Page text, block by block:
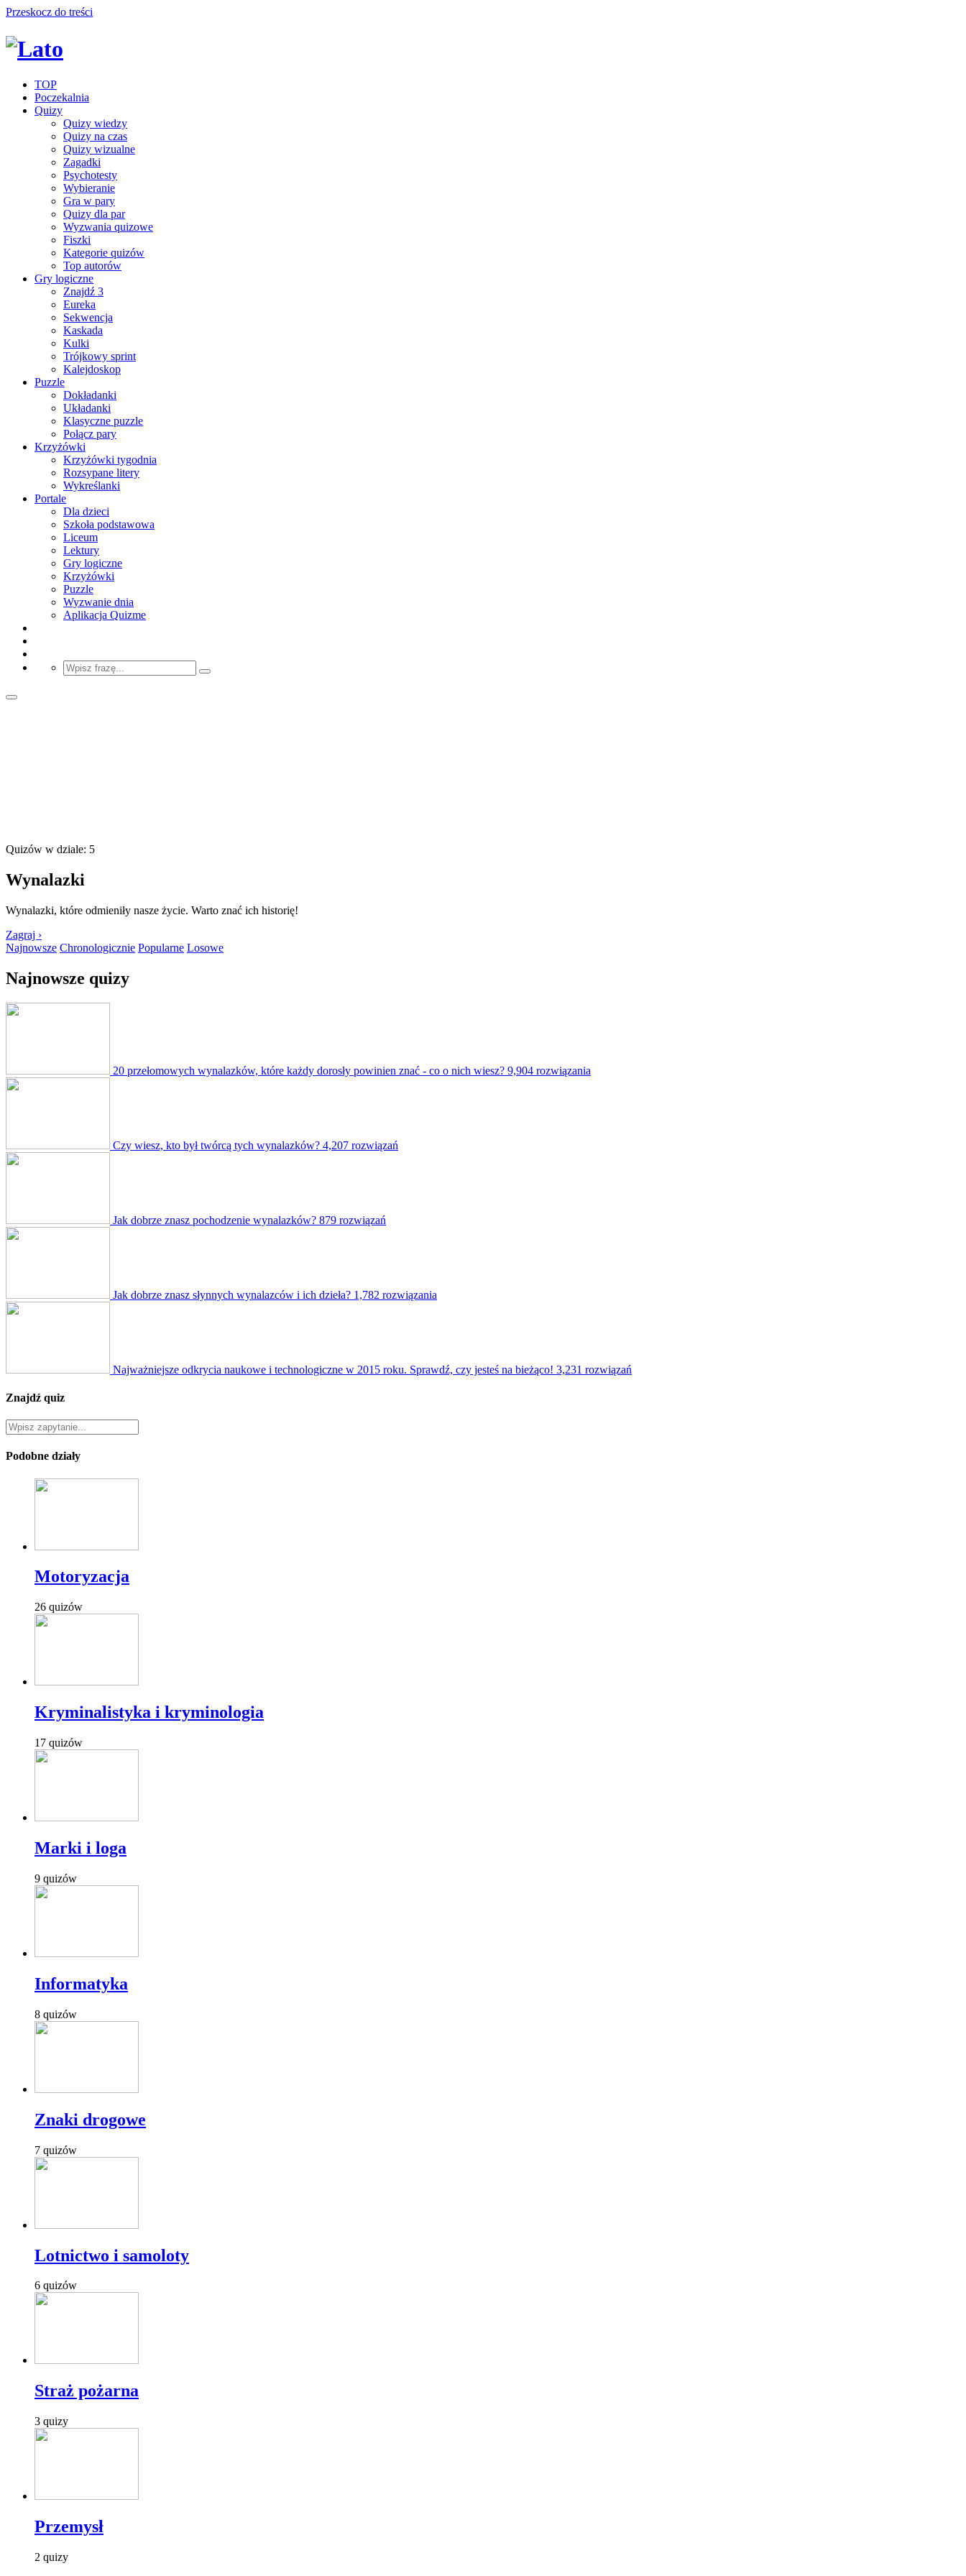
Przeskocz do treści
TOP
Poczekalnia
Quizy
Quizy wiedzy
Quizy na czas
Quizy wizualne
Zagadki
Psychotesty
Wybieranie
Gra w pary
Quizy dla par
Wyzwania quizowe
Fiszki
Kategorie quizów
Top autorów
Gry logiczne
Znajdź 3
Eureka
Sekwencja
Kaskada
Kulki
Trójkowy sprint
Kalejdoskop
Puzzle
Dokładanki
Układanki
Klasyczne puzzle
Połącz pary
Krzyżówki
Krzyżówki tygodnia
Rozsypane litery
Wykreślanki
Portale
Dla dzieci
Szkoła podstawowa
Liceum
Lektury
Gry logiczne
Krzyżówki
Puzzle
Wyzwanie dnia
Aplikacja Quizme
Quizów w dziale: 5
Wynalazki
Wynalazki, które odmieniły nasze życie. Warto znać ich historię!
Zagraj ›
Najnowsze Chronologicznie Popularne Losowe
Najnowsze quizy
20 przełomowych wynalazków, które każdy dorosły powinien znać - co o nich wiesz? 9,904 rozwiązania
Czy wiesz, kto był twórcą tych wynalazków? 4,207 rozwiązań
Jak dobrze znasz pochodzenie wynalazków? 879 rozwiązań
Jak dobrze znasz słynnych wynalazców i ich dzieła? 1,782 rozwiązania
Najważniejsze odkrycia naukowe i technologiczne w 2015 roku. Sprawdź, czy jesteś na bieżąco! 3,231 rozwiązań
Znajdź quiz
Podobne działy
Motoryzacja
26 quizów
Kryminalistyka i kryminologia
17 quizów
Marki i loga
9 quizów
Informatyka
8 quizów
Znaki drogowe
7 quizów
Lotnictwo i samoloty
6 quizów
Straż pożarna
3 quizy
Przemysł
2 quizy